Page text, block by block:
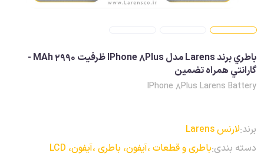
باطري برند Larens مدل IPhone 8Plus ظرفيت MAh 2990 -
گارانتي همراه تضمين
IPhone 8Plus Larens Battery
برند:لارنس Larens
دسته بندی:باطری و قطعات ،آیفون، باطری ،آیفون، LCD